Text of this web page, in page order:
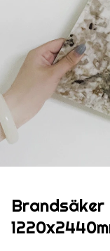
Brandsäker